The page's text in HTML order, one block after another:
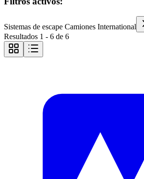
Sistemas de escape Camiones International
Resultados 1 - 6 de 6